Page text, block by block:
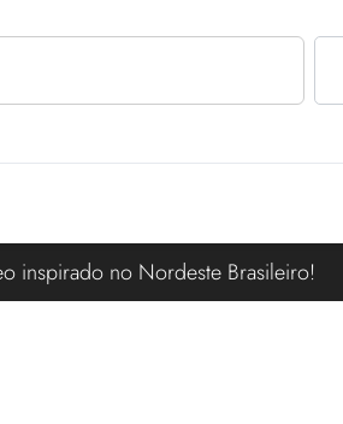
inspirado no Nordeste Brasileiro!